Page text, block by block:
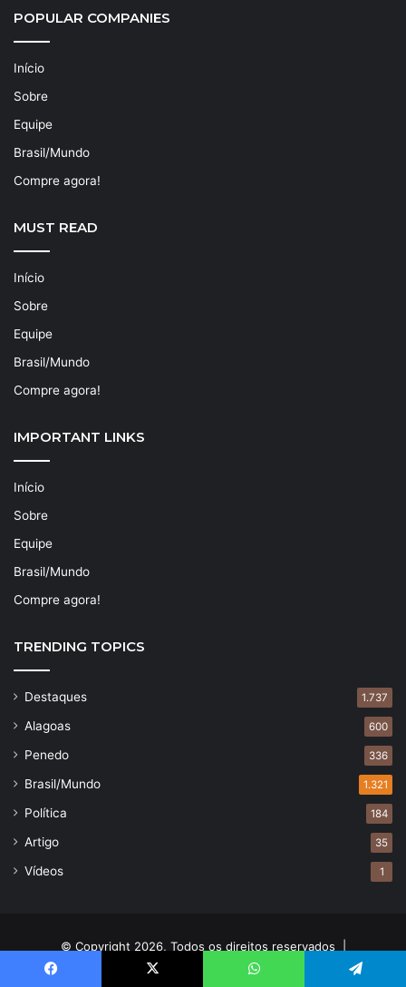
POPULAR COMPANIES
Início
Sobre
Equipe
Brasil/Mundo
Compre agora!
MUST READ
Início
Sobre
Equipe
Brasil/Mundo
Compre agora!
IMPORTANT LINKS
Início
Sobre
Equipe
Brasil/Mundo
Compre agora!
TRENDING TOPICS
Destaques 1.737
Alagoas 600
Penedo 336
Brasil/Mundo 1.321
Política 184
Artigo 35
Vídeos 1
© Copyright 2026, Todos os direitos reservados |
Início
Equipe Brasil/Mundo Compre agora!